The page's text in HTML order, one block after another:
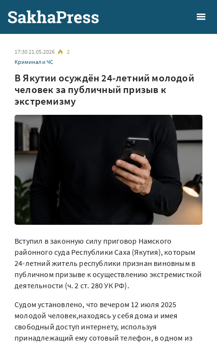
17:30 21.05.2026
2
Криминал и ЧС
В Якутии осуждён 24-летний молодой
человек за публичный призыв к
экстремизму
Вступил в законную силу приговор Намского
районного суда Республики Саха (Якутия), которым
24-летний житель республики признан виновным в
публичном призыве к осуществлению экстремисткой
деятельности (ч. 2 ст. 280 УК РФ).
Судом установлено, что вечером 12 июля 2025
молодой человек,находясь у себя дома и имея
свободный доступ интернету, используя
принадлежащий ему сотовый телефон, в одном из